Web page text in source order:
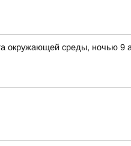
среды, ночью 9